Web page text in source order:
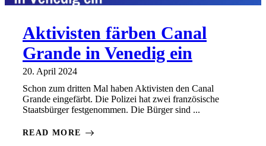
Aktivisten färben Canal
Grande in Venedig ein
20. April 2024
Schon zum dritten Mal haben Aktivisten den Canal
Grande eingefärbt. Die Polizei hat zwei französische
Staatsbürger festgenommen. Die Bürger sind ...
READ MORE